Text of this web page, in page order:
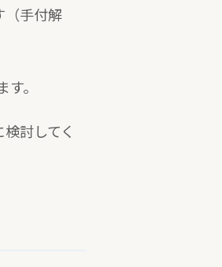
（手付解
。
討してく